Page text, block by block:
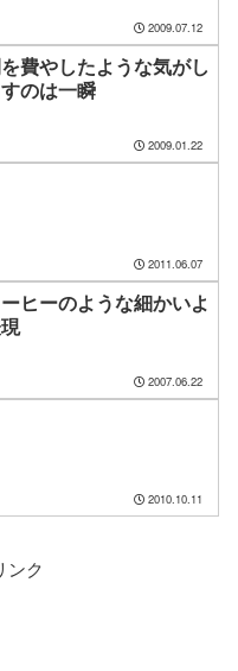
2009.07.12
費やしたような気がし
のは一瞬
2009.01.22
2011.06.07
ヒーのような細かいよ
2007.06.22
2010.10.11
ンク